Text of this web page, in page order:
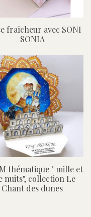
fraîcheur avec SONI
SONIA
thématique " mille et
nuits", collection Le
Chant des dunes